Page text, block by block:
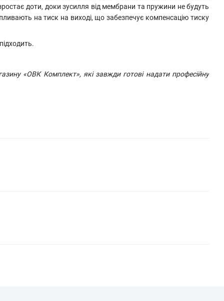
доти, доки зусилля від мембрани та пружини не будуть
на тиск на виході, що забезпечує компенсацію тиску
«ОВК Комплект», які завжди готові надати професійну